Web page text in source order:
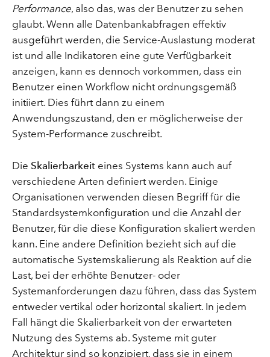
Performance, also das, was der Benutzer zu sehen
glaubt. Wenn alle Datenbankabfragen effektiv
ausgeführt werden, die Service-Auslastung moderat
ist und alle Indikatoren eine gute Verfügbarkeit
anzeigen, kann es dennoch vorkommen, dass ein
Benutzer einen Workflow nicht ordnungsgemäß
initiiert. Dies führt dann zu einem
Anwendungszustand, den er möglicherweise der
System-Performance zuschreibt.
Die Skalierbarkeiteines Systems kann auch auf
verschiedene Arten definiert werden. Einige
Organisationen verwenden diesen Begriff für die
Standardsystemkonfiguration und die Anzahl der
Benutzer, für die diese Konfiguration skaliert werden
kann. Eine andere Definition bezieht sich auf die
automatische Systemskalierung als Reaktion auf die
Last, bei der erhöhte Benutzer- oder
Systemanforderungen dazu führen, dass das System
entweder vertikal oder horizontal skaliert. In jedem
Fall hängt die Skalierbarkeit von der erwarteten
Nutzung des Systems ab. Systeme mit guter
Architektur sind so konzipiert, dass sie in einem